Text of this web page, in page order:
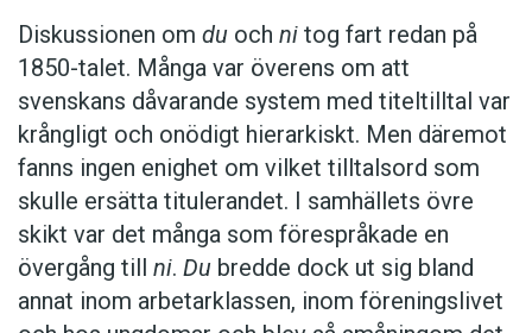
Diskussionen om du och ni tog fart redan på
1850-talet. Många var överens om att
svenskans dåvarande system med titeltilltal var
krångligt och onödigt hierarkiskt. Men däremot
fanns ingen enighet om vilket tilltalsord som
skulle ersätta titulerandet. I samhällets övre
skikt var det många som förespråkade en
övergång till ni. Du bredde dock ut sig bland
annat inom arbetarklassen, inom föreningslivet